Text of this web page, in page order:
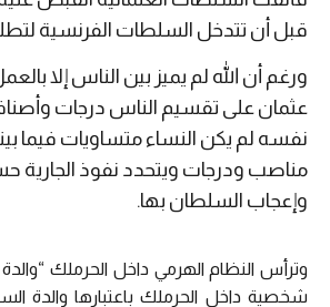
قبل أن تتدخل السلطات الفرنسية
ورغم أن الله لم يميز بين الناس إلا
عثمان على تقسيم الناس درجات
نفسه لم يكن النساء متساويات فيما
مناصب ودرجات ويتحدد نفوذ الجارية
وإعجاب السلطان بها.
وترأس النظام الهرمي داخل الحرملك
شخصية داخل الحرملك باعتبارها والدة